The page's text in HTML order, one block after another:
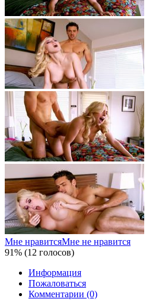
Мне нравитсяМне не нравится
91% (12 голосов)
Информация
Пожаловаться
Комментарии (0)